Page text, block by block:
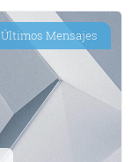
Últimos Mensajes